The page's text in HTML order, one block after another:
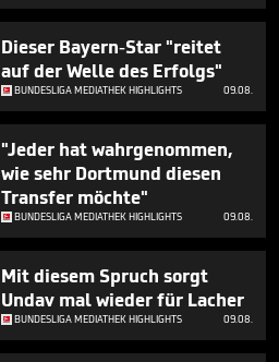
Dieser Bayern-Star "reitet
auf der Welle des Erfolgs"
BUNDESLIGA MEDIATHEK HIGHLIGHTS 09.08.
"Jeder hat wahrgenommen,
wie sehr Dortmund diesen
Transfer möchte"
BUNDESLIGA MEDIATHEK HIGHLIGHTS 09.08.
Mit diesem Spruch sorgt
Undav mal wieder für Lacher
BUNDESLIGA MEDIATHEK HIGHLIGHTS 09.08.